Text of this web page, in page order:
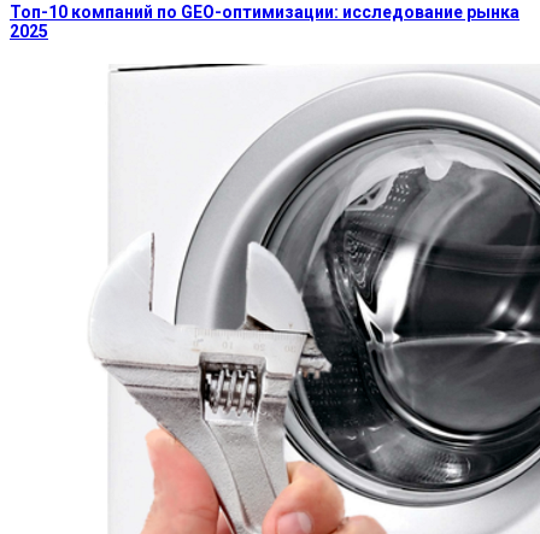
Топ-10 компаний по GEO-оптимизации: исследование рынка
2025